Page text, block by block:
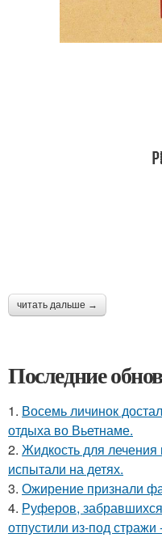
читать дальше →
Последние
1. Восемь личинок
отдыха во Вьетнаме.
2. Жидкость для лечения
испытали на детях.
3. Ожирение признали
4. Руферов,
отпустили из-под стражи